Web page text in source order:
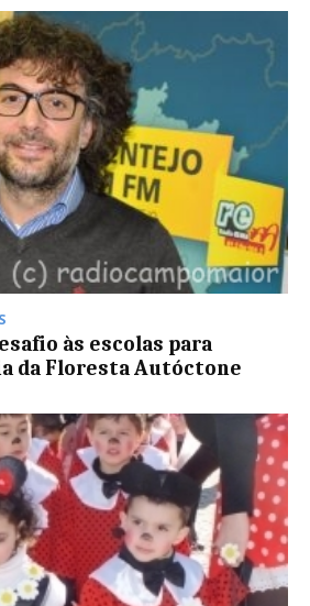
às escolas para
da Floresta Autóctone